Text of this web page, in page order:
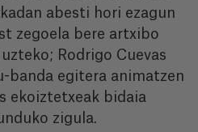
abesti hori ezagun
zegoela bere artxibo
Rodrigo Cuevas
banda egitera animatzen
ekoiztetxeak bidaia
zigula.